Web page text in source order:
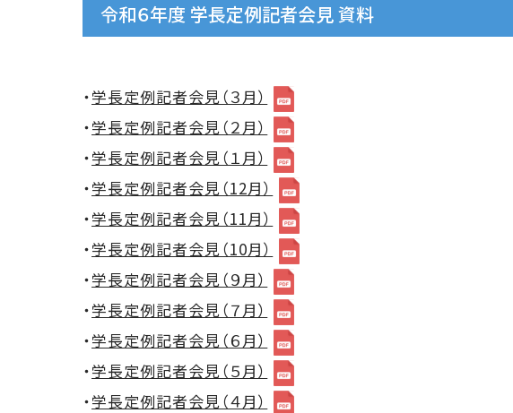
令和６年度 学長定例記者会見 資料
・学長定例記者会見（３月）
・学長定例記者会見（２月）
・学長定例記者会見（１月）
・学長定例記者会見（12月）
・学長定例記者会見（11月）
・学長定例記者会見（10月）
・学長定例記者会見（９月）
・学長定例記者会見（７月）
・学長定例記者会見（６月）
・学長定例記者会見（５月）
・学長定例記者会見（４月）